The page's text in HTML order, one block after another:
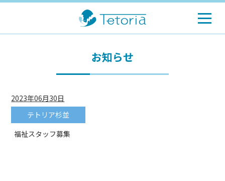
お知らせ
2023年06月30日
テトリア杉並
福祉スタッフ募集